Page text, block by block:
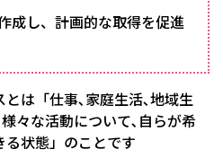
成し、計画的な取得を促進
は「仕事､家庭生活､地域生
々な活動について､自らが希
状態」のことです